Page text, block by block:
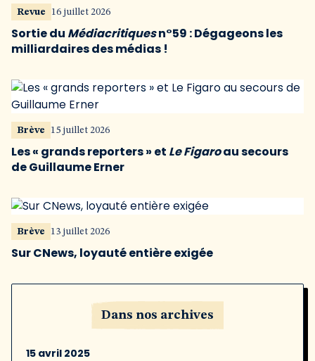
Revue 16 juillet 2026
Sortie du Médiacritiquesn°59 : Dégageons les
milliardaires des médias !
Brève 15 juillet 2026
Les « grands reporters » et Le Figaroau secours
de Guillaume Erner
Brève 13 juillet 2026
Sur CNews, loyauté entière exigée
Dans nos archives
15 avril 2025